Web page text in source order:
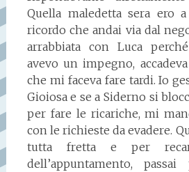
Quella maledetta sera ero
ricordo che andai via dal
arrabbiata con Luca
avevo un impegno,
che mi faceva fare tardi. Io
Gioiosa e se a Siderno si
per fare le ricariche, mi
con le richieste da evadere.
tutta fretta e per
dell’appuntamento,